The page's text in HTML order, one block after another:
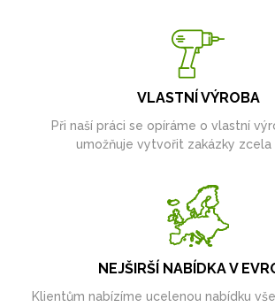
VLASTNÍ VÝROBA
Při naší práci se opíráme o vlastní
umožňuje vytvořit zakázky zcela
NEJŠIRŠÍ NABÍDKA V
Klientům nabízíme ucelenou nabídku